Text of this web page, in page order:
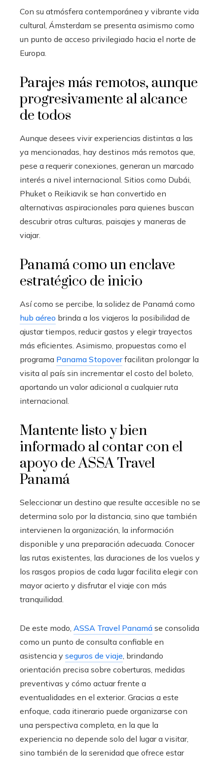
Con su atmósfera contemporánea y vibrante vida
cultural, Ámsterdam se presenta asimismo como
un punto de acceso privilegiado hacia el norte de
Europa.
Parajes más remotos, aunque
progresivamente al alcance
de todos
Aunque desees vivir experiencias distintas a las
ya mencionadas, hay destinos más remotos que,
pese a requerir conexiones, generan un marcado
interés a nivel internacional. Sitios como Dubái,
Phuket o Reikiavik se han convertido en
alternativas aspiracionales para quienes buscan
descubrir otras culturas, paisajes y maneras de
viajar.
Panamá como un enclave
estratégico de inicio
Así como se percibe, la solidez de Panamá como
hub aéreo brinda a los viajeros la posibilidad de
ajustar tiempos, reducir gastos y elegir trayectos
más eficientes. Asimismo, propuestas como el
programa Panama Stopoverfacilitan prolongar la
visita al país sin incrementar el costo del boleto,
aportando un valor adicional a cualquier ruta
internacional.
Mantente listo y bien
informado al contar con el
apoyo de ASSA Travel
Panamá
Seleccionar un destino que resulte accesible no se
determina solo por la distancia, sino que también
intervienen la organización, la información
disponible y una preparación adecuada. Conocer
las rutas existentes, las duraciones de los vuelos y
los rasgos propios de cada lugar facilita elegir con
mayor acierto y disfrutar el viaje con más
tranquilidad.
De este modo, ASSA Travel Panamá se consolida
como un punto de consulta confiable en
asistencia y seguros de viaje, brindando
orientación precisa sobre coberturas, medidas
preventivas y cómo actuar frente a
eventualidades en el exterior. Gracias a este
enfoque, cada itinerario puede organizarse con
una perspectiva completa, en la que la
experiencia no depende solo del lugar a visitar,
sino también de la serenidad que ofrece estar